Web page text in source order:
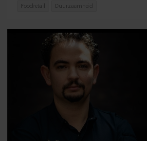
Foodretail Duurzaamheid